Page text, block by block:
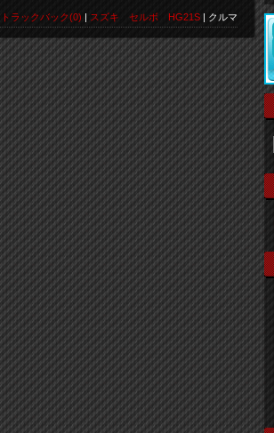
トラックバック(0) | スズキ セルボ HG21S | クルマ